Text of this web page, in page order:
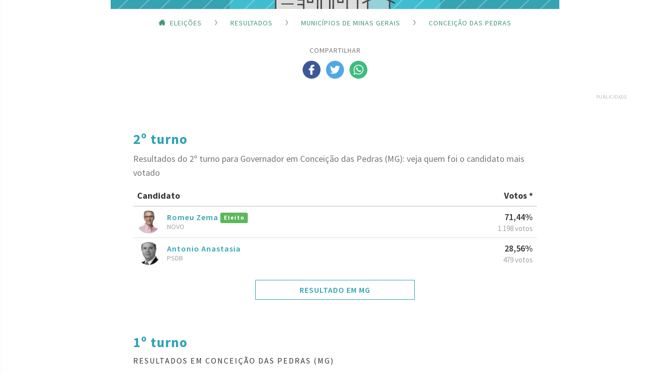
ELEIÇÕES RESULTADOS MUNICÍPIOS DE MINAS GERAIS CONCEIÇÃO DAS PEDRAS
COMPARTILHAR
PUBLICIDADE
2º turno
Resultados do 2º turno para Governador em Conceição das Pedras (MG): veja quem foi o candidato mais
votado
Candidato
Votos *
Romeu Zema Eleito
NOVO
71,44%
1.198 votos
Antonio Anastasia
PSDB
28,56%
479 votos
RESULTADO EM MG
1º turno
RESULTADOS EM CONCEIÇÃO DAS PEDRAS (MG)